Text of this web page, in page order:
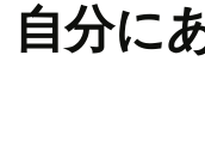
自分に